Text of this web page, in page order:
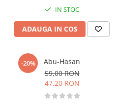
IN STOC
ADAUGA IN COS
-20%
Abu-Hasan
59,00 RON
47,20 RON